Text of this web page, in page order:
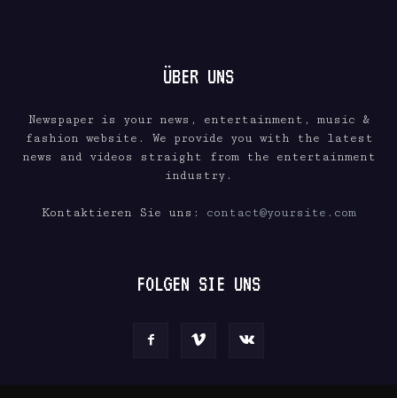
ÜBER UNS
Newspaper is your news, entertainment, music &
fashion website. We provide you with the latest
news and videos straight from the entertainment
industry.
Kontaktieren Sie uns: contact@yoursite.com
FOLGEN SIE UNS